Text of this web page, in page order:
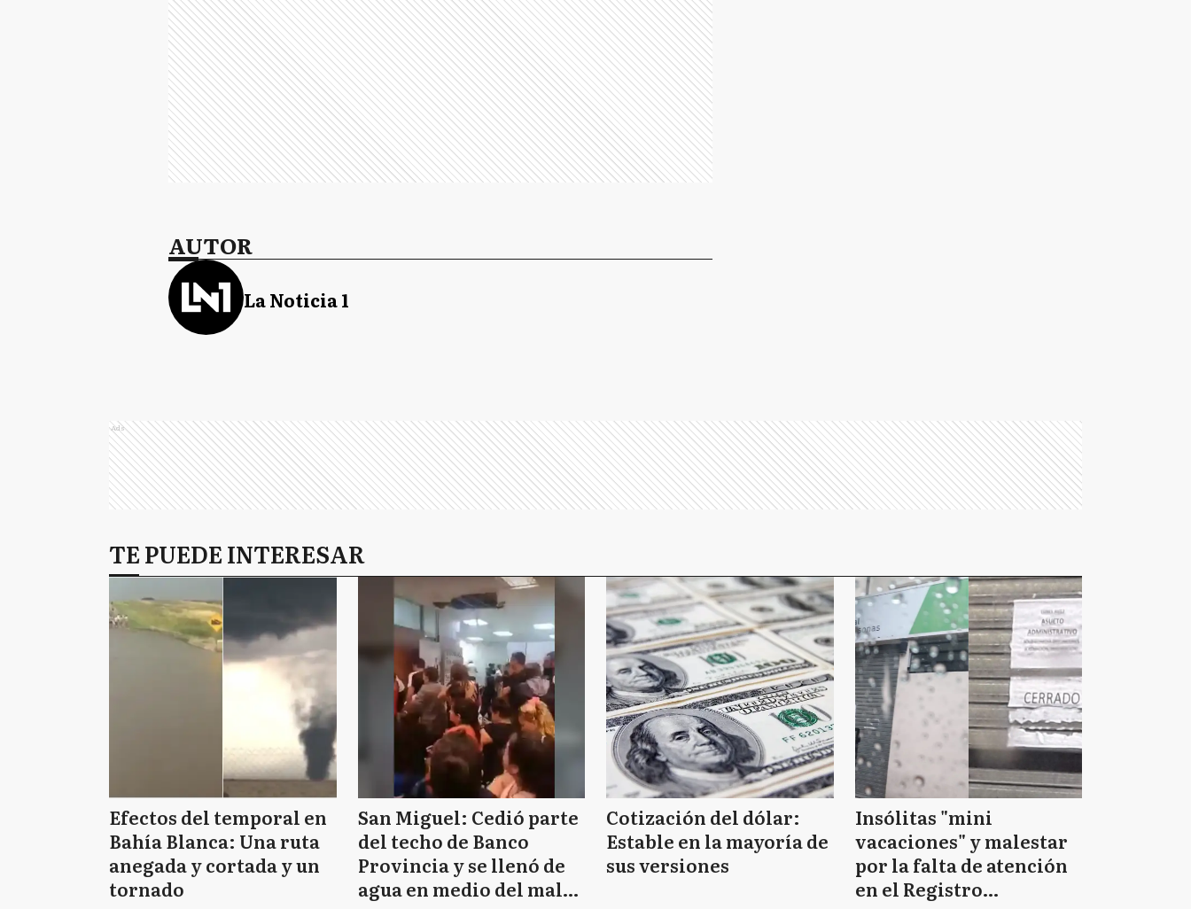
AUTOR
La Noticia 1
Ads
TE PUEDE INTERESAR
Efectos del temporal en
Bahía Blanca: Una ruta
anegada y cortada y un
tornado
San Miguel: Cedió parte
del techo de Banco
Provincia y se llenó de
agua en medio del mal
Cotización del dólar:
Estable en la mayoría de
sus versiones
Insólitas "mini
vacaciones" y malestar
por la falta de atención
en el Registro